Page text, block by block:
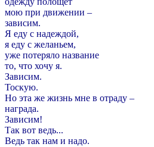
мою при движении –
зависим.
Я еду с надеждой,
я еду с желаньем,
уже потеряло название
то, что хочу я.
Зависим.
Тоскую.
Но эта же жизнь мне в отраду –
награда.
Зависим!
Так вот ведь...
Ведь так нам и надо.